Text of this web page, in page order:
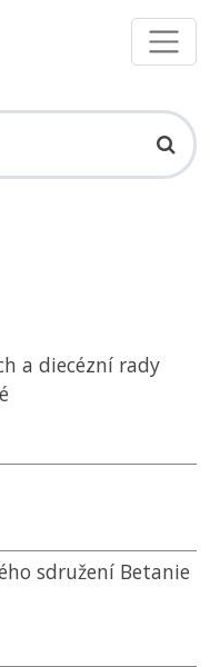
a diecézní rady
sdružení Betanie